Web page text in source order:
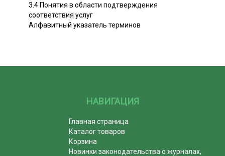
3.4 Понятия в области подтверждения
соответствия услуг
Алфавитный указатель терминов
НАВИГАЦИЯ
Главная страница
Каталог товаров
Корзина
Новинки законодательства о журналах,